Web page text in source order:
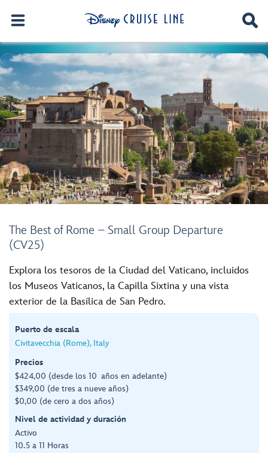
The Best of Rome – Small Group Departure
(CV25)
Explora los tesoros de la Ciudad del Vaticano, incluidos
los Museos Vaticanos, la Capilla Sixtina y una vista
exterior de la Basílica de San Pedro.
Puerto de escala
Civitavecchia (Rome), Italy
Precios
$424,00 (desde los 10 años en adelante)
$349,00 (de tres a nueve años)
$0,00 (de cero a dos años)
Nivel de actividad y duración
Activo
10.5 a 11 Horas